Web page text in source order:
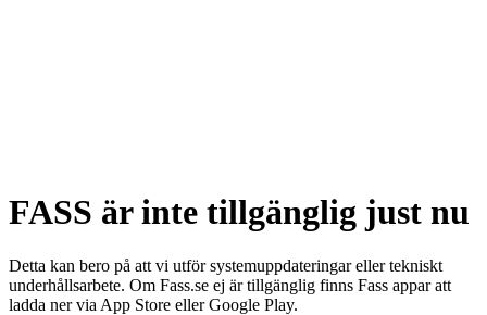
FASS är inte tillgänglig just nu
Detta kan bero på att vi utför systemuppdateringar eller tekniskt
underhållsarbete. Om Fass.se ej är tillgänglig finns Fass appar att
ladda ner via App Store eller Google Play.